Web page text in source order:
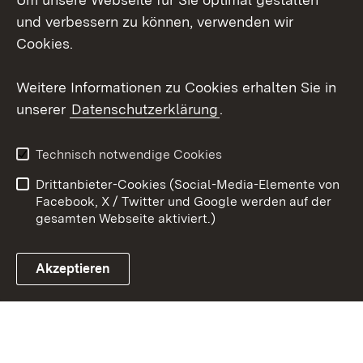
Link zum Landesportal
Barrierefreiheit
Kontakt
Cookies
und verbessern zu können, verwenden wir
Cookies.
Weitere Informationen zu Cookies erhalten Sie in
unserer Datenschutzerklärung.
Technisch notwendige Cookies
Drittanbieter-Cookies (Social-Media-Elemente von
Facebook, X / Twitter und Google werden auf der
gesamten Webseite aktiviert.)
Akzeptieren